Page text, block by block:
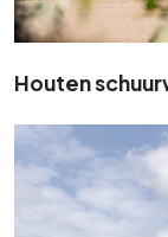
Houten